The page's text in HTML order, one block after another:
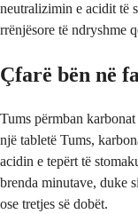
neutralizimin e acidit të
rrënjësore të ndryshme
Çfarë bën në
Tums përmban
një tabletë Tums,
acidin e tepërt të
brenda minutave, duke
ose tretjes së dobët.